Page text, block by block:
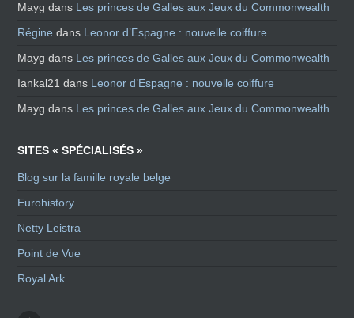
Mayg dans Les princes de Galles aux Jeux du Commonwealth
Régine dans Leonor d’Espagne : nouvelle coiffure
Mayg dans Les princes de Galles aux Jeux du Commonwealth
Iankal21 dans Leonor d’Espagne : nouvelle coiffure
Mayg dans Les princes de Galles aux Jeux du Commonwealth
SITES « SPÉCIALISÉS »
Blog sur la famille royale belge
Eurohistory
Netty Leistra
Point de Vue
Royal Ark